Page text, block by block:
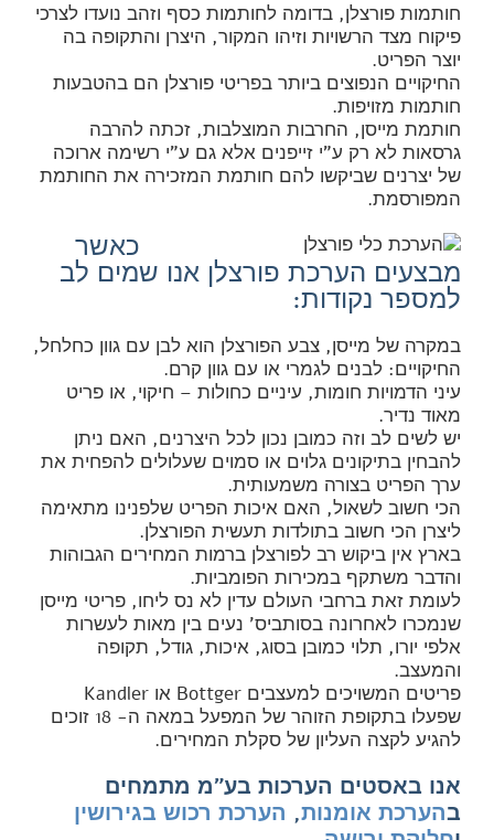
חותמות פורצלן, בדומה לחותמות כסף וזהב נועדו לצרכי
פיקוח מצד הרשויות וזיהו המקור, היצרן והתקופה בה
יוצר הפריט.
החיקויים הנפוצים ביותר בפריטי פורצלן הם בהטבעות
חותמות מזויפות.
חותמת מייסן, החרבות המוצלבות, זכתה להרבה
גרסאות לא רק ע"י זייפנים אלא גם ע"י רשימה ארוכה
של יצרנים שביקשו להם חותמת המזכירה את החותמת
המפורסמת.
כאשר
מבצעים הערכת פורצלן אנו שמים לב
למספר נקודות:
במקרה של מייסן, צבע הפורצלן הוא לבן עם גוון כחלחל,
החיקויים: לבנים לגמרי או עם גוון קרם.
עיני הדמויות חומות, עיניים כחולות – חיקוי, או פריט
מאוד נדיר.
יש לשים לב וזה כמובן נכון לכל היצרנים, האם ניתן
להבחין בתיקונים גלוים או סמוים שעלולים להפחית את
ערך הפריט בצורה משמעותית.
הכי חשוב לשאול, האם איכות הפריט שלפנינו מתאימה
ליצרן הכי חשוב בתולדות תעשית הפורצלן.
בארץ אין ביקוש רב לפורצלן ברמות המחירים הגבוהות
והדבר משתקף במכירות הפומביות.
לעומת זאת ברחבי העולם עדין לא נס ליחו, פריטי מייסן
שנמכרו לאחרונה בסותביס' נעים בין מאות לעשרות
אלפי יורו, תלוי כמובן בסוג, איכות, גודל, תקופה
והמעצב.
פריטים המשויכים למעצבים Bottger או Kandler
שפעלו בתקופת הזוהר של המפעל במאה ה- 18 זוכים
להגיע לקצה העליון של סקלת המחירים.
אנו באסטים הערכות בע"מ מתמחים
בהערכת אומנות, הערכת רכוש בגירושין